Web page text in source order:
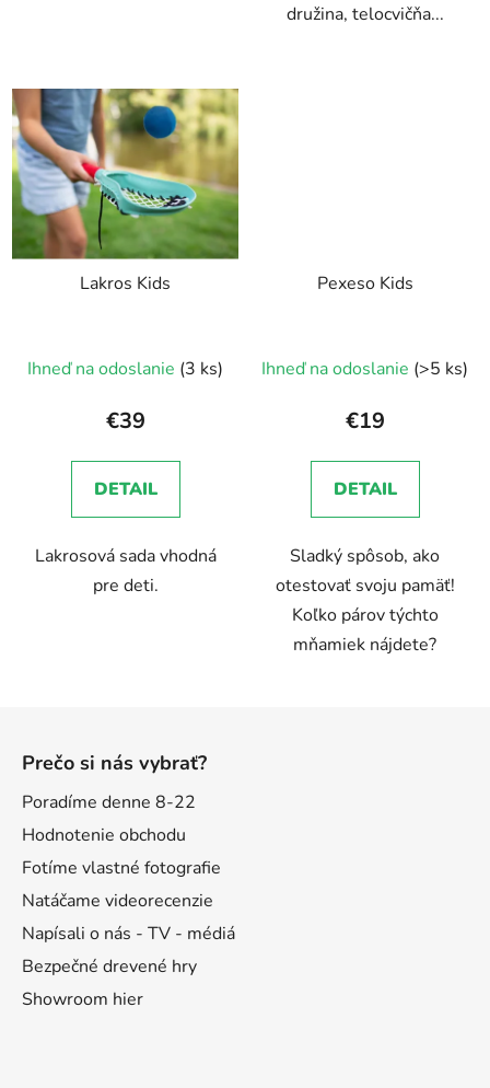
družina, telocvičňa...
Lakros Kids
Ihneď na odoslanie (3 ks)
€39
DETAIL
Lakrosová sada vhodná
pre deti.
Pexeso Kids
Ihneď na odoslanie (>5 ks)
€19
DETAIL
Sladký spôsob, ako
otestovať svoju pamäť!
Koľko párov týchto
mňamiek nájdete?
Prečo si nás vybrať?
Poradíme denne 8-22
Hodnotenie obchodu
Fotíme vlastné fotografie
Natáčame videorecenzie
Napísali o nás - TV - médiá
Bezpečné drevené hry
Showroom hier